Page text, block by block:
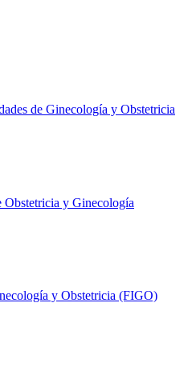
de Ginecología y Obstetricia
Obstetricia y Ginecología
y Obstetricia (FIGO)